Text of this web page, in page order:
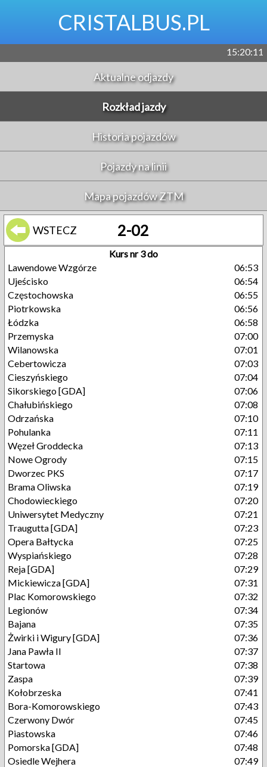
CRISTALBUS.PL
15:20:12
Aktualne odjazdy
Rozkład jazdy
Historia pojazdów
Pojazdy na linii
Mapa pojazdów ZTM
WSTECZ 2-02
Kurs nr 3 do
Lawendowe Wzgórze
06:53
Ujeścisko
06:54
Częstochowska
06:55
Piotrkowska
06:56
Łódzka
06:58
Przemyska
07:00
Wilanowska
07:01
Cebertowicza
07:03
Cieszyńskiego
07:04
Sikorskiego [GDA]
07:06
Chałubińskiego
07:08
Odrzańska
07:10
Pohulanka
07:11
Węzeł Groddecka
07:13
Nowe Ogrody
07:15
Dworzec PKS
07:17
Brama Oliwska
07:19
Chodowieckiego
07:20
Uniwersytet Medyczny
07:21
Traugutta [GDA]
07:23
Opera Bałtycka
07:25
Wyspiańskiego
07:28
Reja [GDA]
07:29
Mickiewicza [GDA]
07:31
Plac Komorowskiego
07:32
Legionów
07:34
Bajana
07:35
Żwirki i Wigury [GDA]
07:36
Jana Pawła II
07:37
Startowa
07:38
Zaspa
07:39
Kołobrzeska
07:41
Bora-Komorowskiego
07:43
Czerwony Dwór
07:45
Piastowska
07:46
Pomorska [GDA]
07:48
Osiedle Wejhera
07:49